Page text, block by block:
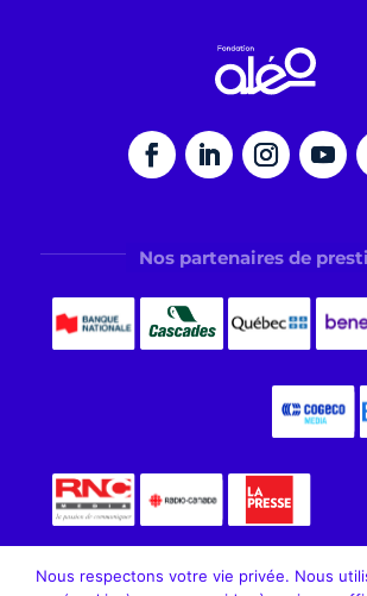
Nos partenaires de
Nous respectons votre vie privée. Nous